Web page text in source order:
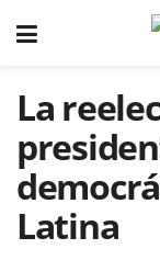
La
Latina